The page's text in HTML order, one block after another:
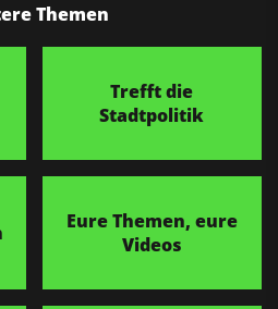
Themen
Trefft die
Stadtpolitik
Eure Themen, eure
Videos